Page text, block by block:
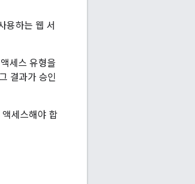
용하는 웹 서
세스 유형을
결과가 승인
세스해야 합